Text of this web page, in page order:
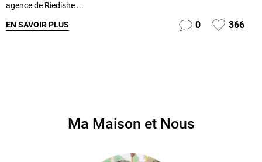
agence de Riedishe ...
EN SAVOIR PLUS 0 366
Ma Maison et Nous